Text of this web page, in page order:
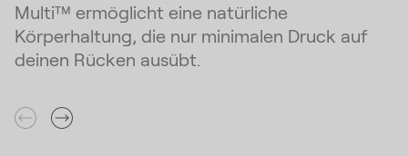
Multi™ ermöglicht eine natürliche
Körperhaltung, die nur minimalen Druck auf
deinen Rücken ausübt.